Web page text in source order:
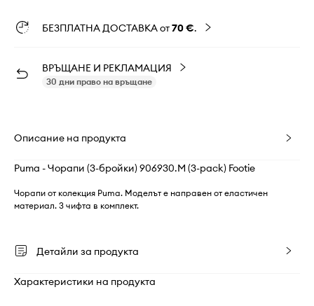
БЕЗПЛАТНА ДОСТАВКА от70 €.
ВРЪЩАНЕ И РЕКЛАМАЦИЯ
30 дни право на връщане
Описание на продукта
Puma - Чорапи (3-бройки) 906930.M (3-pack) Footie
Чорапи от колекция Puma. Моделът е направен от еластичен
материал. 3 чифта в комплект.
Детайли за продукта
Характеристики на продукта